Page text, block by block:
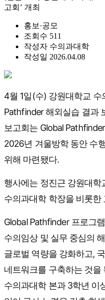
고회’ 개최
홍보·공모
조회수 511
작성자 수의과대학
작성일 2026.04.08
4월 1일(수) 강원대학교 수
Pathfinder 해외실습 결과
보고회는 Global
2026년 겨울방학 동안 수
위해 마련됐다.
행사에는 정진근 강원대
수의과대학 학장을 비롯
Global Pathfinder 프로그
수의임상 및 실무 중심의
글로벌 역량을 강화하고,
네트워크를 구축하는 것을
수의과대학 본과 3학년 이